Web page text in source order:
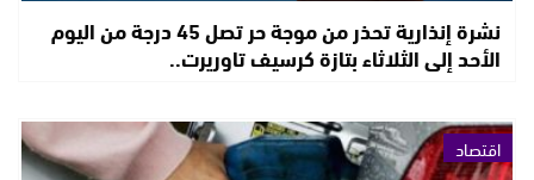
نشرة إنذارية تحذر من موجة حر تصل 45 درجة من اليوم
الأحد إلى الثلاثاء بتازة كرسيف تاوريرت..
اقتصاد